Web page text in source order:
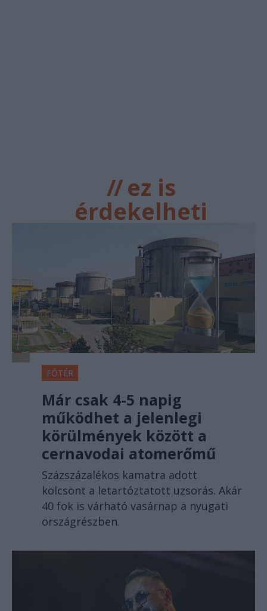
//ez is
érdekelheti
FŐTÉR
Már csak 4-5 napig
működhet a jelenlegi
körülmények között a
cernavodai atomerőmű
Százszázalékos kamatra adott
kölcsönt a letartóztatott uzsorás. Akár
40 fok is várható vasárnap a nyugati
országrészben.